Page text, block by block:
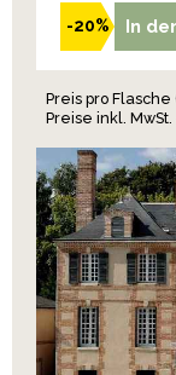
-20% In
Preis pro Flasche
Preise inkl. MwSt.